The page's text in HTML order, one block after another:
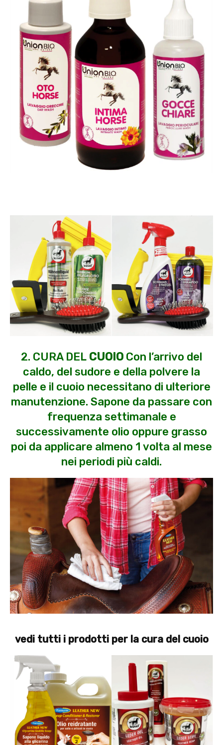
2. CURA DEL CUOIO Con l’arrivo del
caldo, del sudore e della polvere la
pelle e il cuoio necessitano di ulteriore
manutenzione. Sapone da passare con
frequenza settimanale e
successivamente olio oppure grasso
poi da applicare almeno 1 volta al mese
nei periodi più caldi.
vedi tutti i prodotti per la cura del cuoio